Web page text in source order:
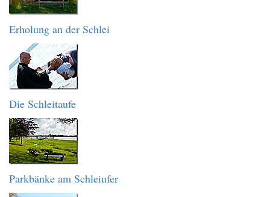
Erholung an der Schlei
Die Schleitaufe
Parkbänke am Schleiufer